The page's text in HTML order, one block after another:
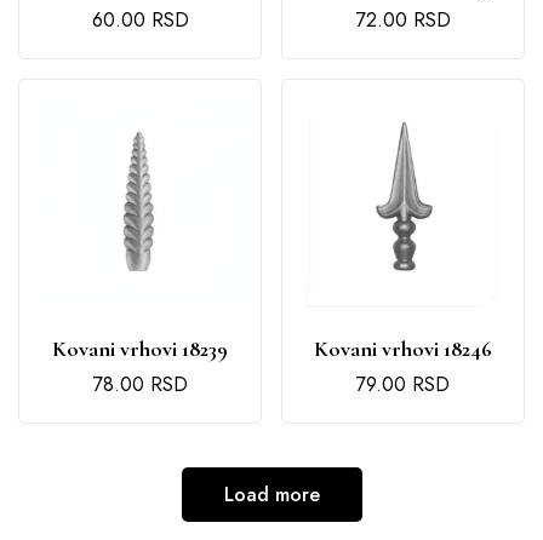
60.00 RSD 72.00 RSD
Kovani vrhovi 18239
78.00 RSD
Kovani vrhovi 18246
79.00 RSD
Load more